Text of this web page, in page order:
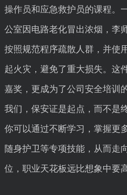
操作员和应急救护员的课程。
公室因电路老化冒出浓烟，李
按照规范程序疏散人群，并使
起火灾，避免了重大损失。这
嘉奖，更成为了公司安全培训
我们，保安证是起点，而不是
你可以通过不断学习，掌握更
随身护卫等专项技能，从而走
位，职业天花板远比想象中要高